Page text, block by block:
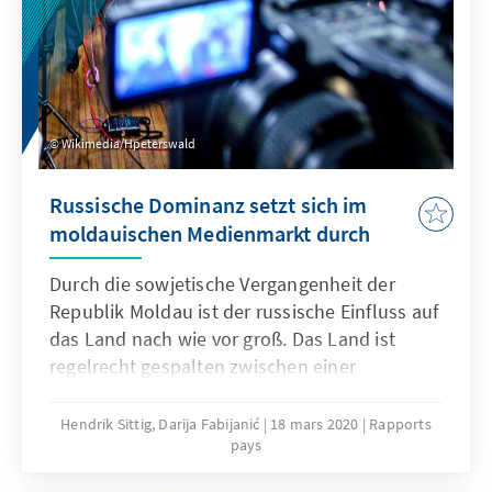
Wikimedia/Hpeterswald
Russische Dominanz setzt sich im
moldauischen Medienmarkt durch
Durch die sowjetische Vergangenheit der
Republik Moldau ist der russische Einfluss auf
das Land nach wie vor groß. Das Land ist
regelrecht gespalten zwischen einer
Russland-Kurs. Nachdem die Regierung aus
dem pro-europäischen Bündnis ACUM unter
Hendrik Sittig, Darija Fabijanić 18 mars 2020
Rapports
pays